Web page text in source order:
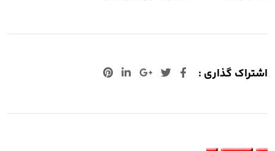
اشتراک گذاری : لینکدینپینترست